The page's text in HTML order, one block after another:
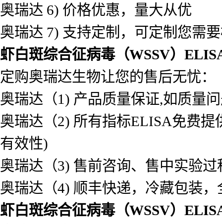
奥瑞达 6) 价格优惠，量大从优
奥瑞达 7) 支持定制，可定制您需
虾白斑综合征病毒（WSSV）
定购奥瑞达生物让您的售后无忧：
奥瑞达（1) 产品质量保证,如质量
奥瑞达（2) 所有指标ELISA免费
有效性)
奥瑞达（3) 售前咨询、售中实验
奥瑞达（4) 顺丰快递，冷藏包装，
虾白斑综合征病毒（WSSV）